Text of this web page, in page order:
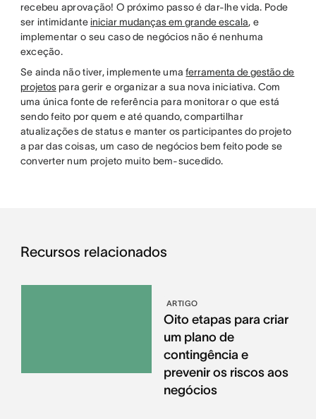
recebeu aprovação! O próximo passo é dar-lhe vida. Pode
ser intimidante iniciar mudanças em grande escala, e
implementar o seu caso de negócios não é nenhuma
exceção.
Se ainda não tiver, implemente umaferramenta de gestão de
projetospara gerir e organizar a sua nova iniciativa. Com
uma única fonte de referência para monitorar o que está
sendo feito por quem e até quando, compartilhar
atualizações de status e manter os participantes do projeto
a par das coisas, um caso de negócios bem feito pode se
converter num projeto muito bem-sucedido.
Recursos relacionados
ARTIGO
Oito etapas para criar
um plano de
contingência e
prevenir os riscos aos
negócios